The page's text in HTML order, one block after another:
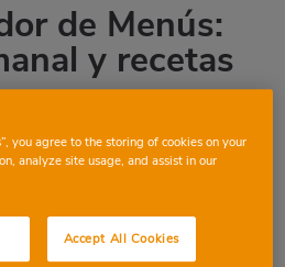
de Menús:
y recetas
planificar tus menús
Mundo Consum
planificar?
you agree to the storing of cookies on your
analyze site usage, and assist in our
Accept All Cookies